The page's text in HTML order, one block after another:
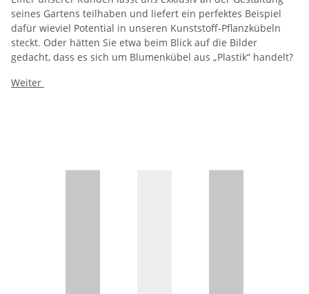
seines Gartens teilhaben und liefert ein perfektes Beispiel
dafür wieviel Potential in unseren Kunststoff-Pflanzkübeln
steckt. Oder hätten Sie etwa beim Blick auf die Bilder
gedacht, dass es sich um Blumenkübel aus „Plastik“ handelt?
Weiter